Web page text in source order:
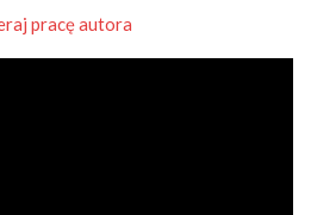
pracę autora